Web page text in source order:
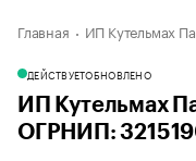
Главная ИП Кутельмах
ДЕЙСТВУЕТОБНОВЛЕНО
ИП Кутельмах
ОГРНИП: